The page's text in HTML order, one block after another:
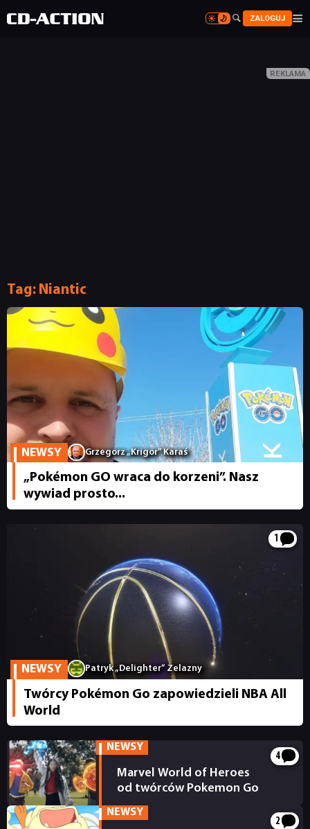

 ZALOGUJ 

NEWSY
RECENZJE
KULTURA
RETRO
TECHNOLOGIE
SKLEP
Tag: Niantic
NEWSY Grzegorz „Krigor” Karaś
„Pokémon GO wraca do korzeni”. Nasz
wywiad prosto...
1
NEWSY Patryk „Delighter” Żelazny
Twórcy Pokémon Go zapowiedzieli NBA All
World
NEWSY
4
Marvel World of Heroes
od twórców Pokemon Go
NEWSY
2